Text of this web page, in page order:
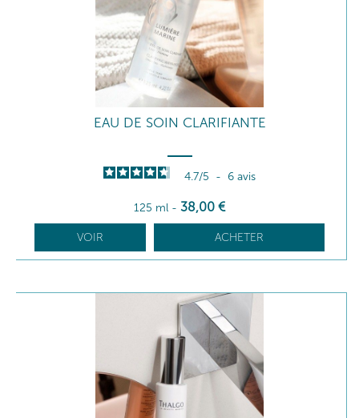
EAU DE SOIN CLARIFIANTE
4.7/5 - 6 avis
125 ml - 38,00 €
VOIR ACHETER